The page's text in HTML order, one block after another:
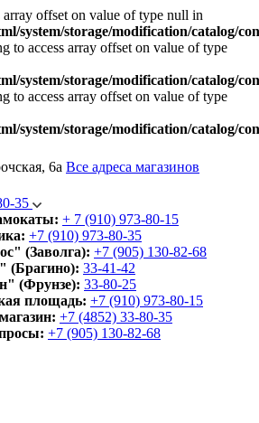
array offset on value of type null in
system/storage/modification/catalog/
to access array offset on value of type
system/storage/modification/catalog/
to access array offset on value of type
system/storage/modification/catalog/
6а Все адреса магазинов
35
+ 7 (910) 973-80-15
+7 (910) 973-80-35
(Заволга): +7 (905) 130-82-68
(Брагино): 33-41-42
(Фрунзе): 33-80-25
площадь: +7 (910) 973-80-15
+7 (4852) 33-80-35
+7 (905) 130-82-68